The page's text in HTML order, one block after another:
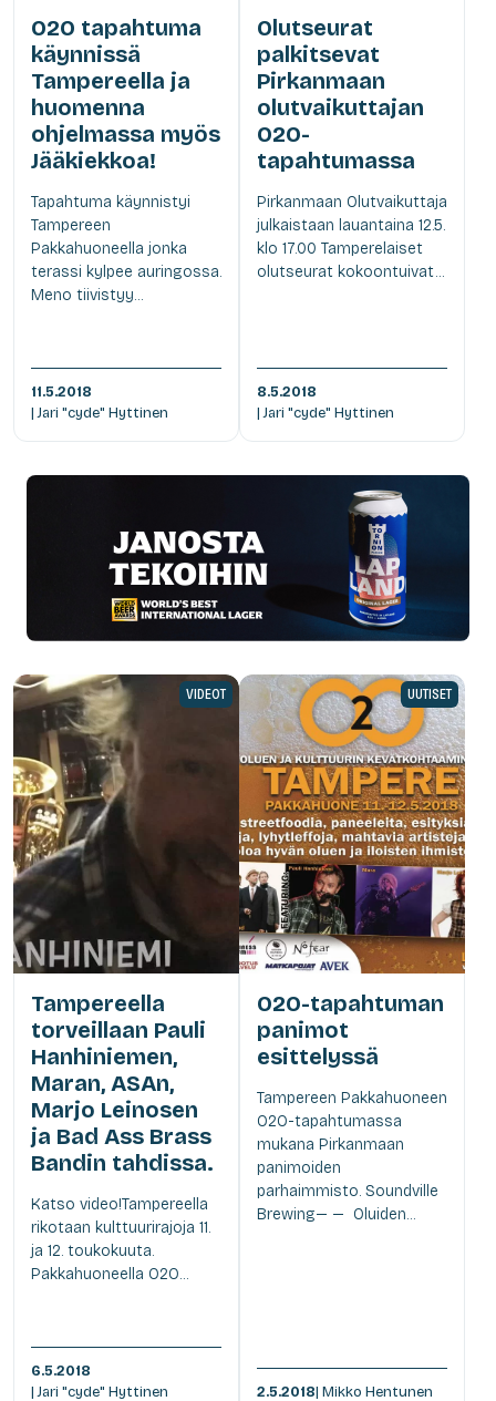
O2O tapahtuma
käynnissä
Tampereella ja
huomenna
ohjelmassa myös
Jääkiekkoa!
Tapahtuma käynnistyi
Tampereen
Pakkahuoneella jonka
terassi kylpee auringossa.
Meno tiivistyy...
11.5.2018
| Jari "cyde" Hyttinen
Olutseurat
palkitsevat
Pirkanmaan
olutvaikuttajan
O2O-
tapahtumassa
Pirkanmaan Olutvaikuttaja
julkaistaan lauantaina 12.5.
klo 17.00 Tamperelaiset
olutseurat kokoontuivat...
8.5.2018
| Jari "cyde" Hyttinen
VIDEOT
Tampereella
torveillaan Pauli
Hanhiniemen,
Maran, ASAn,
Marjo Leinosen
ja Bad Ass Brass
Bandin tahdissa.
Katso video!Tampereella
rikotaan kulttuurirajoja 11.
ja 12. toukokuuta.
Pakkahuoneella O2O...
6.5.2018
| Jari "cyde" Hyttinen
UUTISET
O2O-tapahtuman
panimot
esittelyssä
Tampereen Pakkahuoneen
O2O-tapahtumassa
mukana Pirkanmaan
panimoiden
parhaimmisto. Soundville
Brewing— — Oluiden...
2.5.2018| Mikko Hentunen